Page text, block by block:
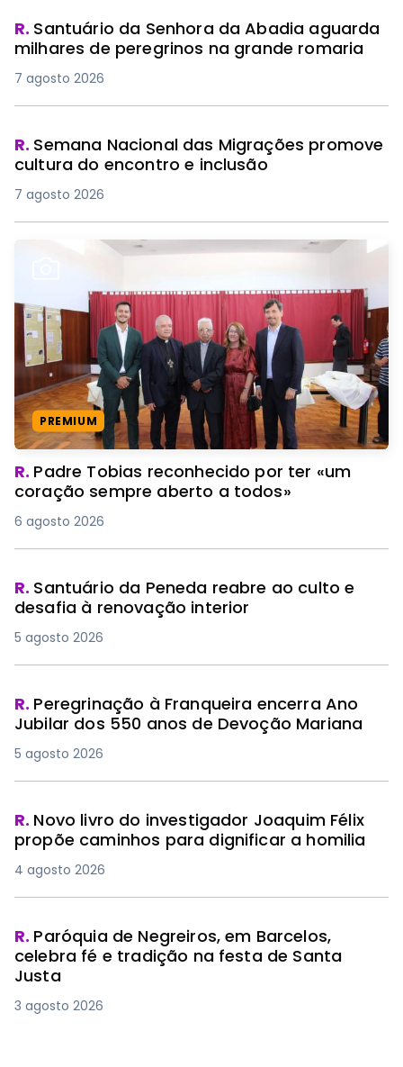
R. Santuário da Senhora da Abadia aguarda
milhares de peregrinos na grande romaria
7 agosto 2026
R. Semana Nacional das Migrações promove
cultura do encontro e inclusão
7 agosto 2026
PREMIUM
R. Padre Tobias reconhecido por ter «um
coração sempre aberto a todos»
6 agosto 2026
R. Santuário da Peneda reabre ao culto e
desafia à renovação interior
5 agosto 2026
R. Peregrinação à Franqueira encerra Ano
Jubilar dos 550 anos de Devoção Mariana
5 agosto 2026
R. Novo livro do investigador Joaquim Félix
propõe caminhos para dignificar a homilia
4 agosto 2026
R. Paróquia de Negreiros, em Barcelos,
celebra fé e tradição na festa de Santa
Justa
3 agosto 2026